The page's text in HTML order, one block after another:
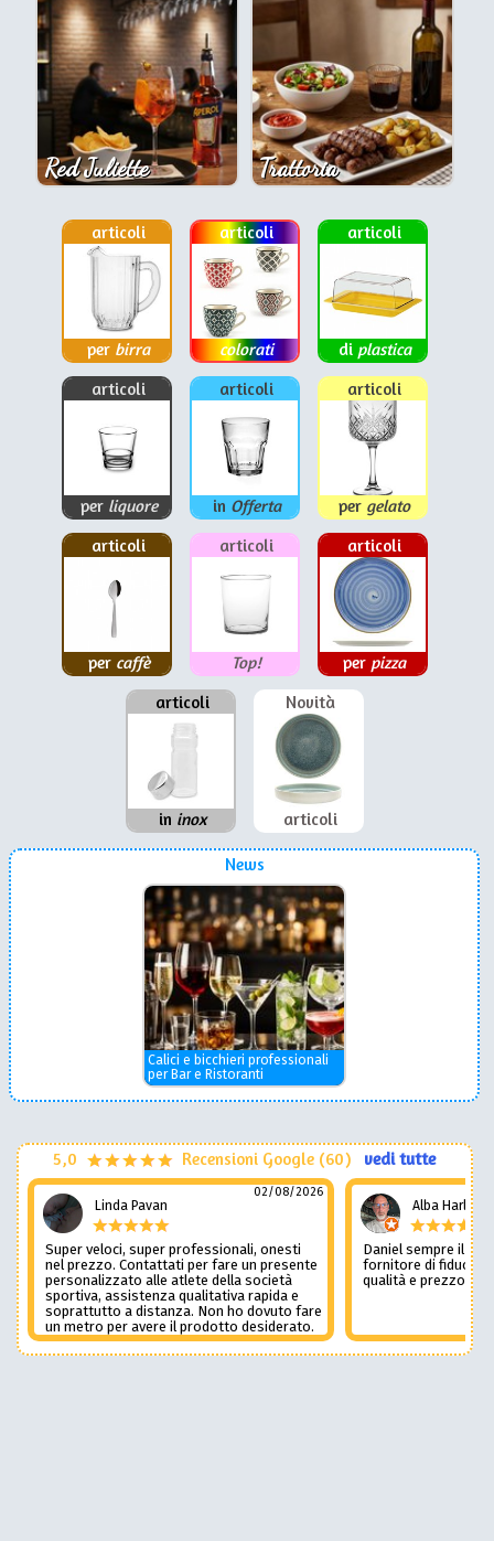
Red Juliette Trattoria
articoli
per birra
articoli
colorati
articoli
di plastica
articoli
per liquore
articoli
in Offerta
articoli
per gelato
articoli
per caffè
articoli
Top!
articoli
per pizza
articoli
in inox
Novità
articoli
News
Calici e bicchieri professionali
per Bar e Ristoranti
5,0 Recensioni Google (60) vedi tutte
Linda Pavan
02/08/2026
Super veloci, super professionali, onesti
nel prezzo. Contattati per fare un presente
personalizzato alle atlete della società
sportiva, assistenza qualitativa rapida e
soprattutto a distanza. Non ho dovuto fare
un metro per avere il prodotto desiderato.
Una assistenza del genere è rara e
preziosa. Credo li contatterò ancora in
Alba Harley
Daniel sempre il
fornitore di fiducia
qualità e prezzo